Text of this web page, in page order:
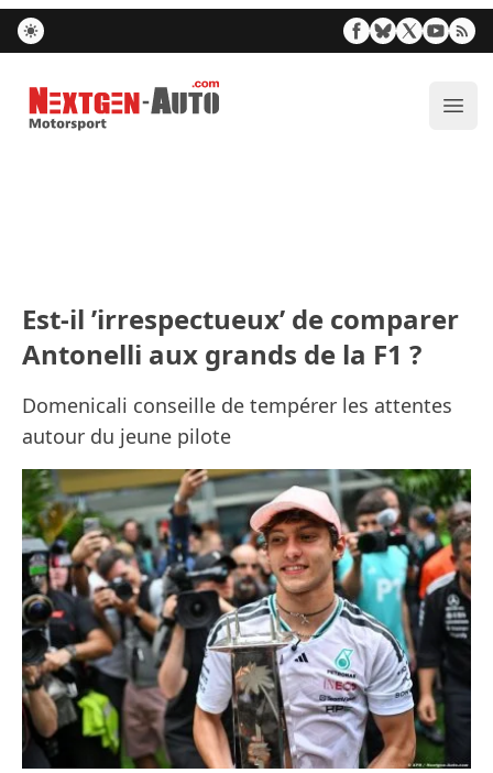
Nextgen-Auto.com
Est-il ’irrespectueux’ de comparer
Antonelli aux grands de la F1 ?
Domenicali conseille de tempérer les attentes
autour du jeune pilote